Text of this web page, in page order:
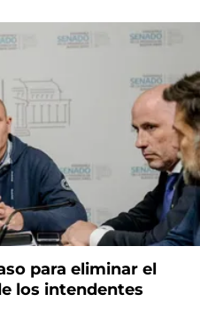
para eliminar el
los intendentes